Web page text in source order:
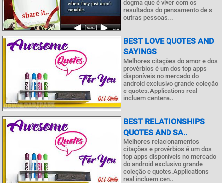
dogma que é viver com os
resultados do pensamento de s
outras pessoas...
BEST LOVE QUOTES AND
SAYINGS
Melhores citações do amor e dos
provérbios é um dos top apps
disponíveis no mercado do
android exclusivo grande coleção
e quotes.Applications real
incluem centena..
BEST RELATIONSHIPS
QUOTES AND SA..
Melhores relacionamentos
citações e provérbios é um dos
top apps disponíveis no mercado
do android exclusivo grande
coleção e quotes.Applications
real incluem cen..